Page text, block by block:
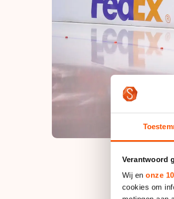
Verantwoord
Wij en onze
cookies om